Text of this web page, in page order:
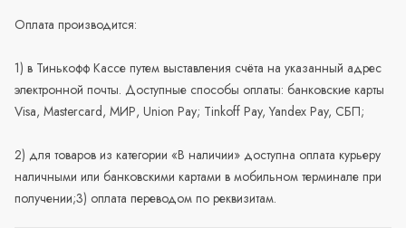
Оплата производится:
1) в Тинькофф Кассе путем выставления счёта на указанный адрес
электронной почты. Доступные способы оплаты: банковские карты
Visa, Mastercard, МИР, Union Pay; Tinkoff Pay, Yandex Pay, СБП;
2) для товаров из категории «В наличии» доступна оплата курьеру
наличными или банковскими картами в мобильном терминале при
получении;3) оплата переводом по реквизитам.